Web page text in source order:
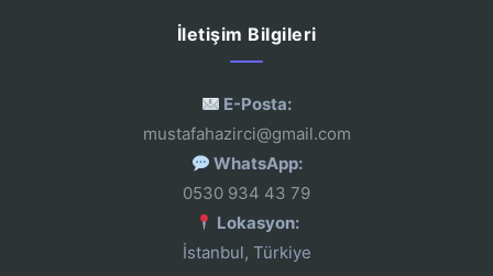
İletişim Bilgileri
E-Posta:
mustafahazirci@gmail.com
WhatsApp:
0530 934 43 79
Lokasyon:
İstanbul, Türkiye